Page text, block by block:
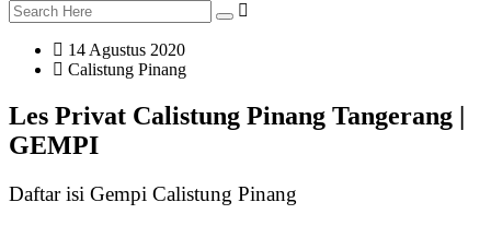
14 Agustus 2020
Calistung Pinang
Les Privat Calistung Pinang Tangerang |
GEMPI
Daftar isi Gempi Calistung Pinang